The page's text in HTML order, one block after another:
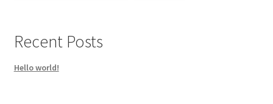
Recent Posts
Hello world!